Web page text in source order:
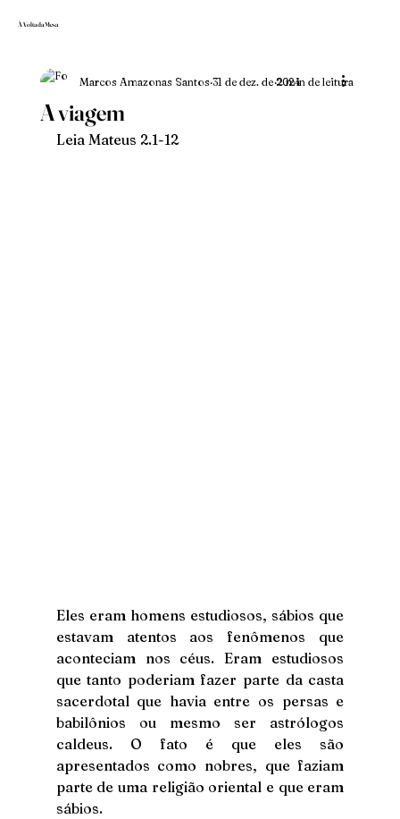
À Volta da Mesa
A viagem
Marcos Amazonas Santos 31 de dez. de 20242 min de leitura
Leia Mateus 2.1-12
Eles eram homens estudiosos, sábios que
estavam atentos aos fenômenos que
aconteciam nos céus. Eram estudiosos
que tanto poderiam fazer parte da casta
sacerdotal que havia entre os persas e
babilônios ou mesmo ser astrólogos
caldeus. O fato é que eles são
apresentados como nobres, que faziam
parte de uma religião oriental e que eram
sábios.